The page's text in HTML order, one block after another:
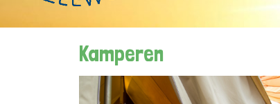
Kamperen